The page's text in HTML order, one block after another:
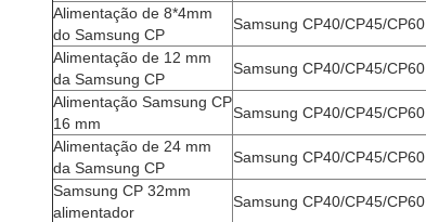
Alimentação de 8*4mm
do Samsung CP
Samsung CP40/CP45/CP60
Alimentação de 12 mm
da Samsung CP
Samsung CP40/CP45/CP60
Alimentação Samsung CP
16 mm
Samsung CP40/CP45/CP60
Alimentação de 24 mm
da Samsung CP
Samsung CP40/CP45/CP60
Samsung CP 32mm
alimentador
Samsung CP40/CP45/CP60